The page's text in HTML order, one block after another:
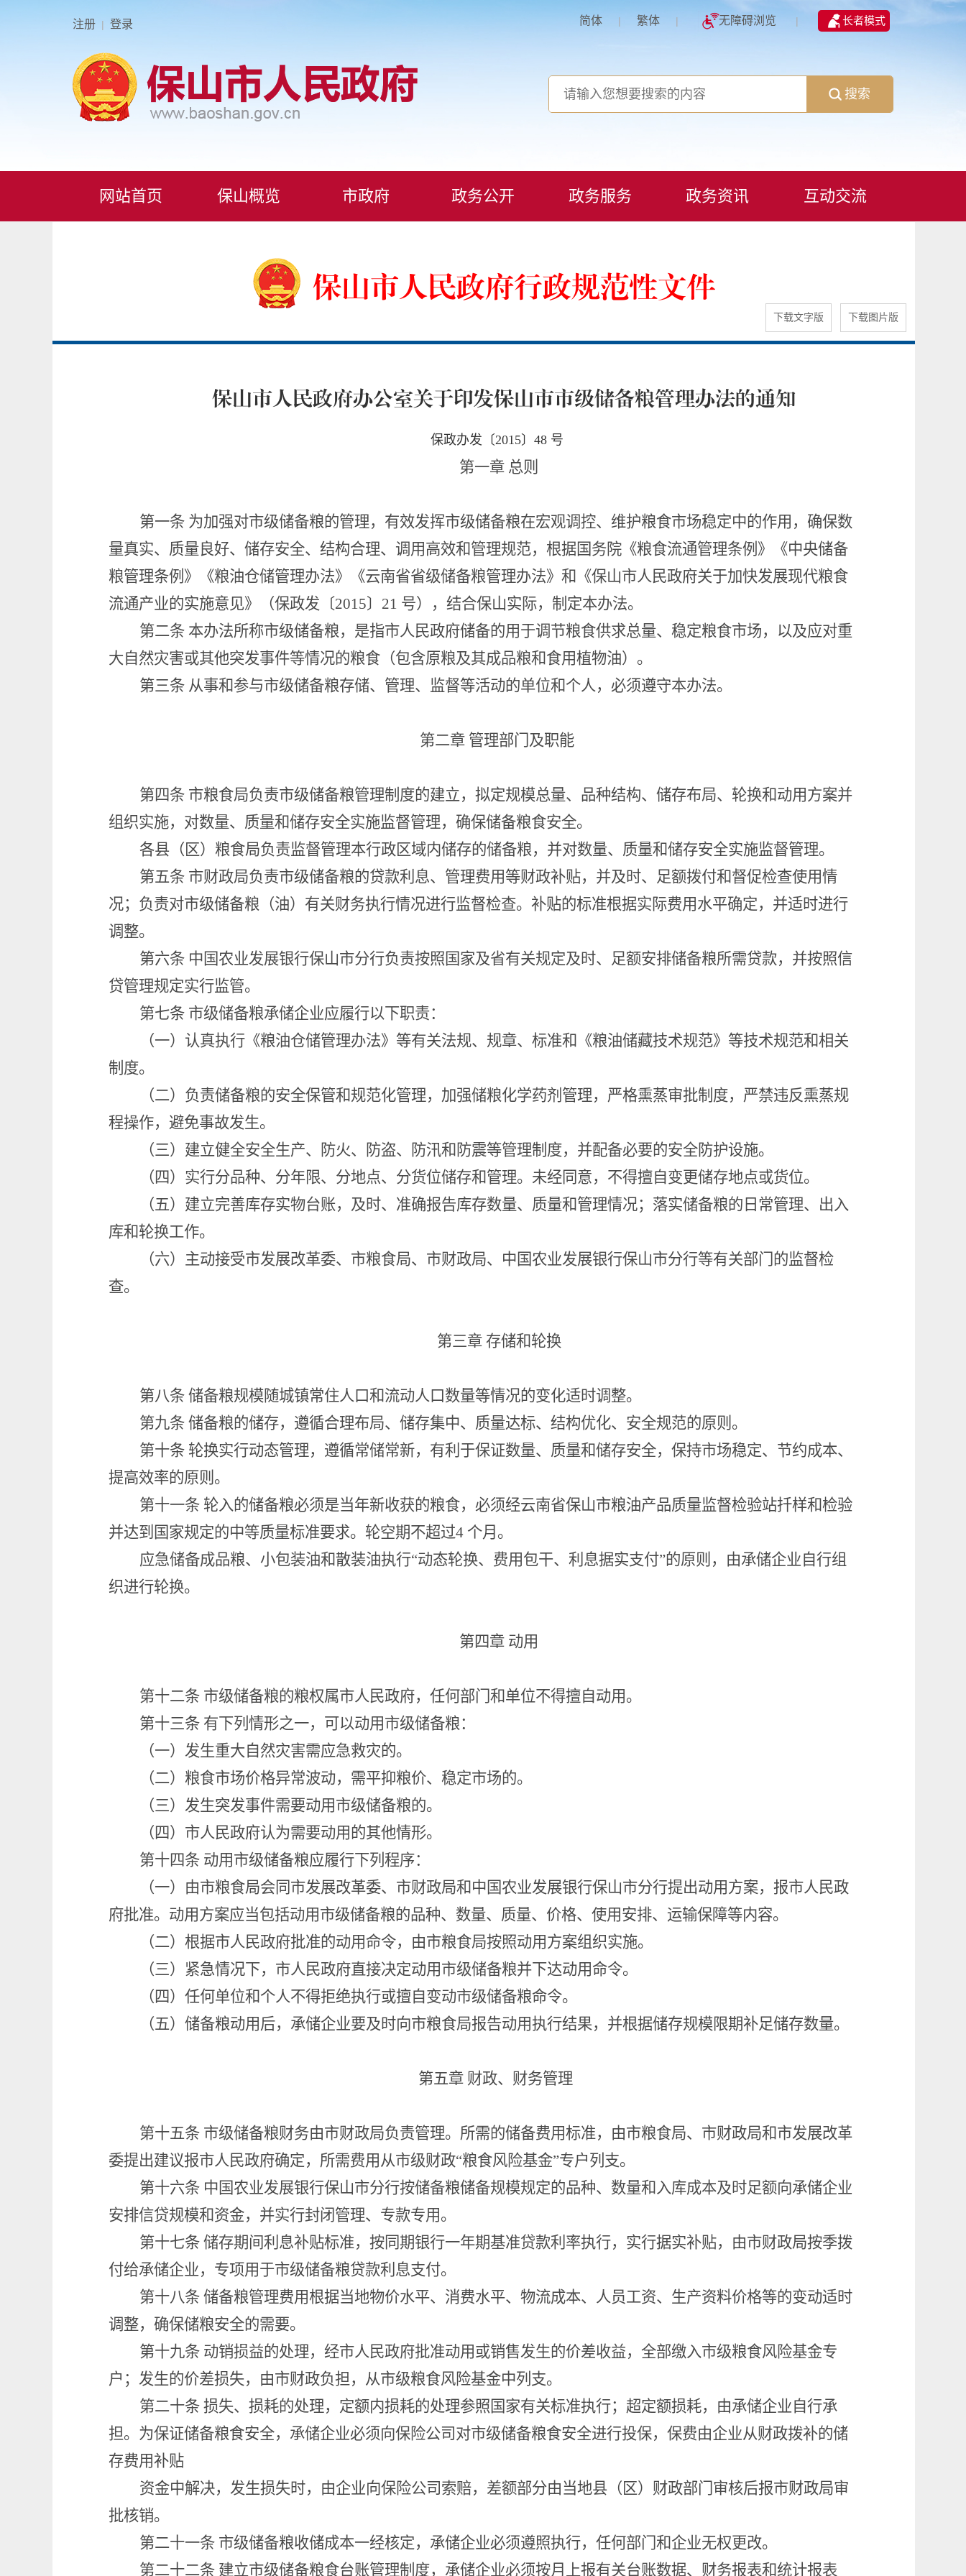
注册 | 登录 简体 | 繁体 | 无障碍浏览 | 长者模式
搜索
网站首页 保山概览 市政府 政务公开 政务服务 政务资讯 互动交流
保山市人民政府行政规范性文件
下载文字版 下载图片版
保山市人民政府办公室关于印发保山市市级储备粮管理办法的通知
保政办发〔2015〕48 号
第一章 总则
第一条 为加强对市级储备粮的管理，有效发挥市级储备粮在宏观调控、维护粮食市场稳定中的作用，确保数
量真实、质量良好、储存安全、结构合理、调用高效和管理规范，根据国务院《粮食流通管理条例》《中央储备
粮管理条例》《粮油仓储管理办法》《云南省省级储备粮管理办法》和《保山市人民政府关于加快发展现代粮食
流通产业的实施意见》（保政发〔2015〕21 号），结合保山实际，制定本办法。
第二条 本办法所称市级储备粮，是指市人民政府储备的用于调节粮食供求总量、稳定粮食市场，以及应对重
大自然灾害或其他突发事件等情况的粮食（包含原粮及其成品粮和食用植物油）。
第三条 从事和参与市级储备粮存储、管理、监督等活动的单位和个人，必须遵守本办法。
第二章 管理部门及职能
第四条 市粮食局负责市级储备粮管理制度的建立，拟定规模总量、品种结构、储存布局、轮换和动用方案并
组织实施，对数量、质量和储存安全实施监督管理，确保储备粮食安全。
各县（区）粮食局负责监督管理本行政区域内储存的储备粮，并对数量、质量和储存安全实施监督管理。
第五条 市财政局负责市级储备粮的贷款利息、管理费用等财政补贴，并及时、足额拨付和督促检查使用情
况；负责对市级储备粮（油）有关财务执行情况进行监督检查。补贴的标准根据实际费用水平确定，并适时进行
调整。
第六条 中国农业发展银行保山市分行负责按照国家及省有关规定及时、足额安排储备粮所需贷款，并按照信
贷管理规定实行监管。
第七条 市级储备粮承储企业应履行以下职责：
（一）认真执行《粮油仓储管理办法》等有关法规、规章、标准和《粮油储藏技术规范》等技术规范和相关
制度。
（二）负责储备粮的安全保管和规范化管理，加强储粮化学药剂管理，严格熏蒸审批制度，严禁违反熏蒸规
程操作，避免事故发生。
（三）建立健全安全生产、防火、防盗、防汛和防震等管理制度，并配备必要的安全防护设施。
（四）实行分品种、分年限、分地点、分货位储存和管理。未经同意，不得擅自变更储存地点或货位。
（五）建立完善库存实物台账，及时、准确报告库存数量、质量和管理情况；落实储备粮的日常管理、出入
库和轮换工作。
（六）主动接受市发展改革委、市粮食局、市财政局、中国农业发展银行保山市分行等有关部门的监督检
查。
第三章 存储和轮换
第八条 储备粮规模随城镇常住人口和流动人口数量等情况的变化适时调整。
第九条 储备粮的储存，遵循合理布局、储存集中、质量达标、结构优化、安全规范的原则。
第十条 轮换实行动态管理，遵循常储常新，有利于保证数量、质量和储存安全，保持市场稳定、节约成本、
提高效率的原则。
第十一条 轮入的储备粮必须是当年新收获的粮食，必须经云南省保山市粮油产品质量监督检验站扦样和检验
并达到国家规定的中等质量标准要求。轮空期不超过4 个月。
应急储备成品粮、小包装油和散装油执行“动态轮换、费用包干、利息据实支付”的原则，由承储企业自行组
织进行轮换。
第四章 动用
第十二条 市级储备粮的粮权属市人民政府，任何部门和单位不得擅自动用。
第十三条 有下列情形之一，可以动用市级储备粮：
（一）发生重大自然灾害需应急救灾的。
（二）粮食市场价格异常波动，需平抑粮价、稳定市场的。
（三）发生突发事件需要动用市级储备粮的。
（四）市人民政府认为需要动用的其他情形。
第十四条 动用市级储备粮应履行下列程序：
（一）由市粮食局会同市发展改革委、市财政局和中国农业发展银行保山市分行提出动用方案，报市人民政
府批准。动用方案应当包括动用市级储备粮的品种、数量、质量、价格、使用安排、运输保障等内容。
（二）根据市人民政府批准的动用命令，由市粮食局按照动用方案组织实施。
（三）紧急情况下，市人民政府直接决定动用市级储备粮并下达动用命令。
（四）任何单位和个人不得拒绝执行或擅自变动市级储备粮命令。
（五）储备粮动用后，承储企业要及时向市粮食局报告动用执行结果，并根据储存规模限期补足储存数量。
第五章 财政、财务管理
第十五条 市级储备粮财务由市财政局负责管理。所需的储备费用标准，由市粮食局、市财政局和市发展改革
委提出建议报市人民政府确定，所需费用从市级财政“粮食风险基金”专户列支。
第十六条 中国农业发展银行保山市分行按储备粮储备规模规定的品种、数量和入库成本及时足额向承储企业
安排信贷规模和资金，并实行封闭管理、专款专用。
第十七条 储存期间利息补贴标准，按同期银行一年期基准贷款利率执行，实行据实补贴，由市财政局按季拨
付给承储企业，专项用于市级储备粮贷款利息支付。
第十八条 储备粮管理费用根据当地物价水平、消费水平、物流成本、人员工资、生产资料价格等的变动适时
调整，确保储粮安全的需要。
第十九条 动销损益的处理，经市人民政府批准动用或销售发生的价差收益，全部缴入市级粮食风险基金专
户；发生的价差损失，由市财政负担，从市级粮食风险基金中列支。
第二十条 损失、损耗的处理，定额内损耗的处理参照国家有关标准执行；超定额损耗，由承储企业自行承
担。为保证储备粮食安全，承储企业必须向保险公司对市级储备粮食安全进行投保，保费由企业从财政拨补的储
存费用补贴
资金中解决，发生损失时，由企业向保险公司索赔，差额部分由当地县（区）财政部门审核后报市财政局审
批核销。
第二十一条 市级储备粮收储成本一经核定，承储企业必须遵照执行，任何部门和企业无权更改。
第二十二条 建立市级储备粮食台账管理制度，承储企业必须按月上报有关台账数据、财务报表和统计报表